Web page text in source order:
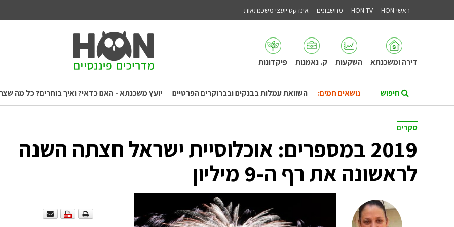
ראשי-HON HON-TV מחשבונים אינדקס יועצי משכנתאות
דירה ומשכנתא השקעות ק. נאמנות פיקדונות
נושאים חמים: השוואת עמלות בבנקים ובברוקרים הפרטיים יועץ משכנתא - האם כדאי? ואיך בוחרים? כל מה
סקרים
2019 במספרים: אוכלוסיית ישראל חצתה השנה
לראשונה את רף ה-9 מיליון